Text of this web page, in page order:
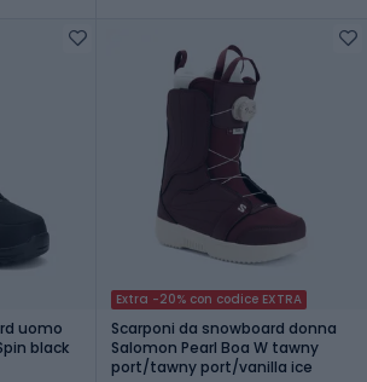
uomo
black
Extra -20% con codice EXTRA
Scarponi da snowboard donna
Salomon Pearl Boa W tawny
port/tawny port/vanilla ice